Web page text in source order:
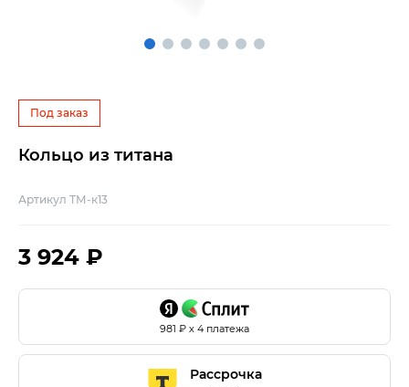
Под заказ
Кольцо из титана
Артикул ТМ-к13
3 924 ₽
981 ₽ х 4 платежа
Рассрочка